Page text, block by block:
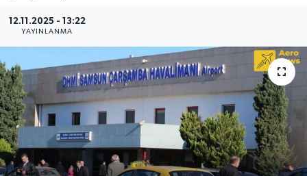
12.11.2025 - 13:22
YAYINLANMA